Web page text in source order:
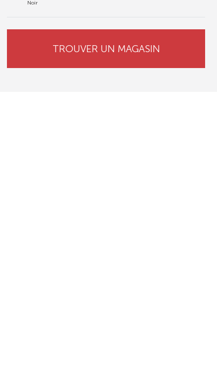
Noir
TROUVER UN MAGASIN